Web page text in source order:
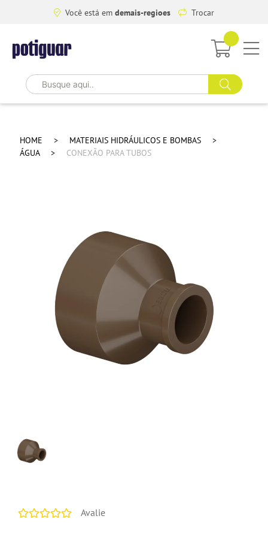
Você está em demais-regioes Trocar
HOME
MATERIAIS HIDRÁULICOS E BOMBAS
ÁGUA
CONEXÃO PARA TUBOS
Avalie